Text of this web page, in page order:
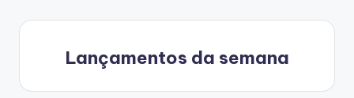
navigation
Lançamentos da semana